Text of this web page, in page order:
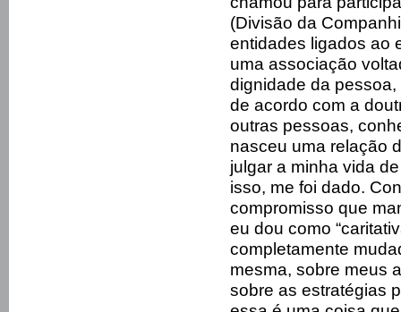
(Divisão da
entidades ligados ao
uma associação
dignidade da
de acordo com a
outras pessoas,
nasceu uma relação
julgar a minha vida
isso, me foi dado.
compromisso que
eu dou como
completamente
mesma, sobre meus
sobre as estratégias